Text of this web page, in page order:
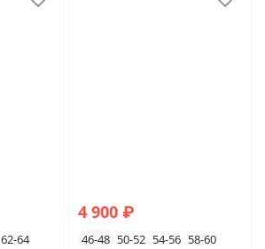
62-64
4 900 ₽
46-48 50-52 54-56 58-60